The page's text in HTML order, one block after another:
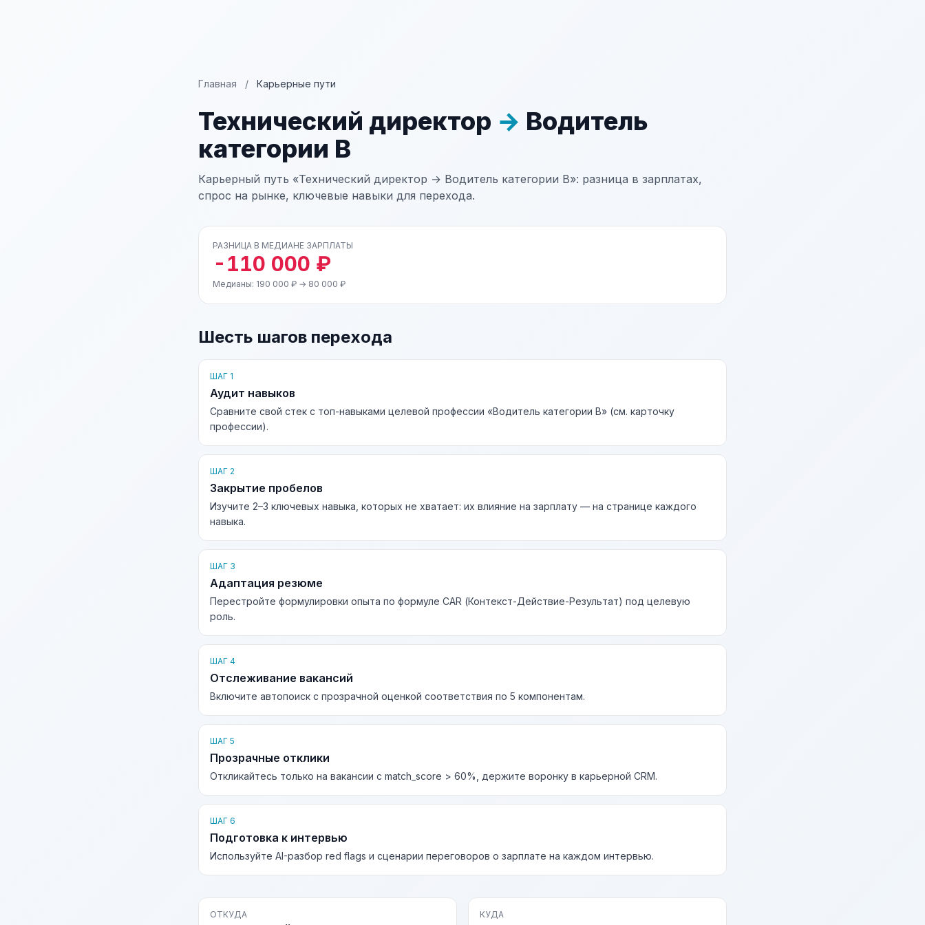
Главная / Карьерные пути
Технический директор → Водитель
категории В
Карьерный путь «Технический директор → Водитель категории В»: разница в зарплатах,
спрос на рынке, ключевые навыки для перехода.
РАЗНИЦА В МЕДИАНЕ ЗАРПЛАТЫ
-110 000 ₽
Медианы: 190 000 ₽ → 80 000 ₽
Шесть шагов перехода
ШАГ 1
Аудит навыков
Сравните свой стек с топ-навыками целевой профессии «Водитель категории В» (см. карточку
профессии).
ШАГ 2
Закрытие пробелов
Изучите 2–3 ключевых навыка, которых не хватает: их влияние на зарплату — на странице каждого
навыка.
ШАГ 3
Адаптация резюме
Перестройте формулировки опыта по формуле CAR (Контекст-Действие-Результат) под целевую
роль.
ШАГ 4
Отслеживание вакансий
Включите автопоиск с прозрачной оценкой соответствия по 5 компонентам.
ШАГ 5
Прозрачные отклики
Откликайтесь только на вакансии с match_score > 60%, держите воронку в карьерной CRM.
ШАГ 6
Подготовка к интервью
Используйте AI-разбор red flags и сценарии переговоров о зарплате на каждом интервью.
ОТКУДА КУДА